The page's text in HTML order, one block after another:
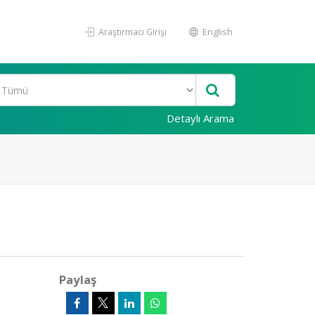
Araştırmacı Girişi English
Detaylı Arama
Paylaş